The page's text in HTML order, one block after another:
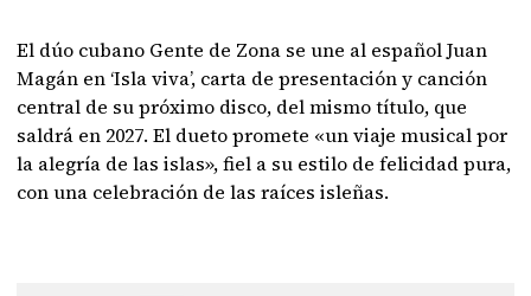
El dúo cubano Gente de Zona se une al español Juan
Magán en ‘Isla viva’, carta de presentación y canción
central de su próximo disco, del mismo título, que
saldrá en 2027. El dueto promete «un viaje musical por
la alegría de las islas», fiel a su estilo de felicidad pura,
con una celebración de las raíces isleñas.